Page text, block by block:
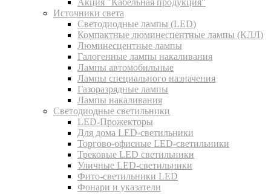
Акция "Кабельная продукция"
Источники света
Светодиодные лампы (LED)
Компактные люминесцентные лампы (КЛЛ)
Люминесцентные лампы
Галогенные лампы накаливания
Лампы автомобильные
Лампы специального назначения
Газоразрядные лампы
Лампы накаливания
Светодиодные светильники
LED-Прожекторы
Для дома LED-светильники
Торгово-офисные LED-светильники
Трековые LED светильники
Уличные LED-светильники
Фито-светильники LED
Фонари и указатели